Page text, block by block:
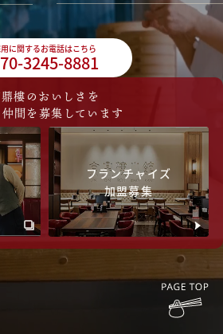
に関するお電話はこちら
3245-8881
樓のおいしさを
間を募集しています
フランチャイズ
加盟募集